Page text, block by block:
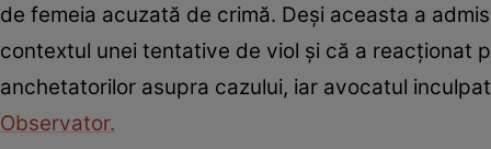
de femeia acuzată de crimă. Deși aceasta a
contextul unei tentative de viol și că a reacționat
anchetatorilor asupra cazului, iar avocatul
Observator.